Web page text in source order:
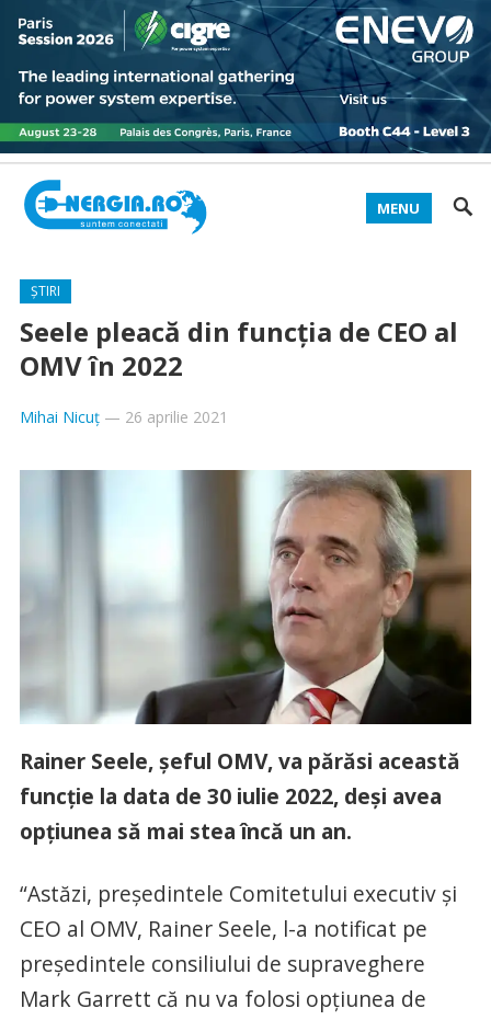
MENU
ȘTIRI
Seele pleacă din funcția de CEO al
OMV în 2022
Mihai Nicuț— 26 aprilie 2021
Rainer Seele, șeful OMV, va părăsi această
funcție la data de 30 iulie 2022, deși avea
opțiunea să mai stea încă un an.
“Astăzi, președintele Comitetului executiv și
CEO al OMV, Rainer Seele, l-a notificat pe
președintele consiliului de supraveghere
Mark Garrett că nu va folosi opțiunea de